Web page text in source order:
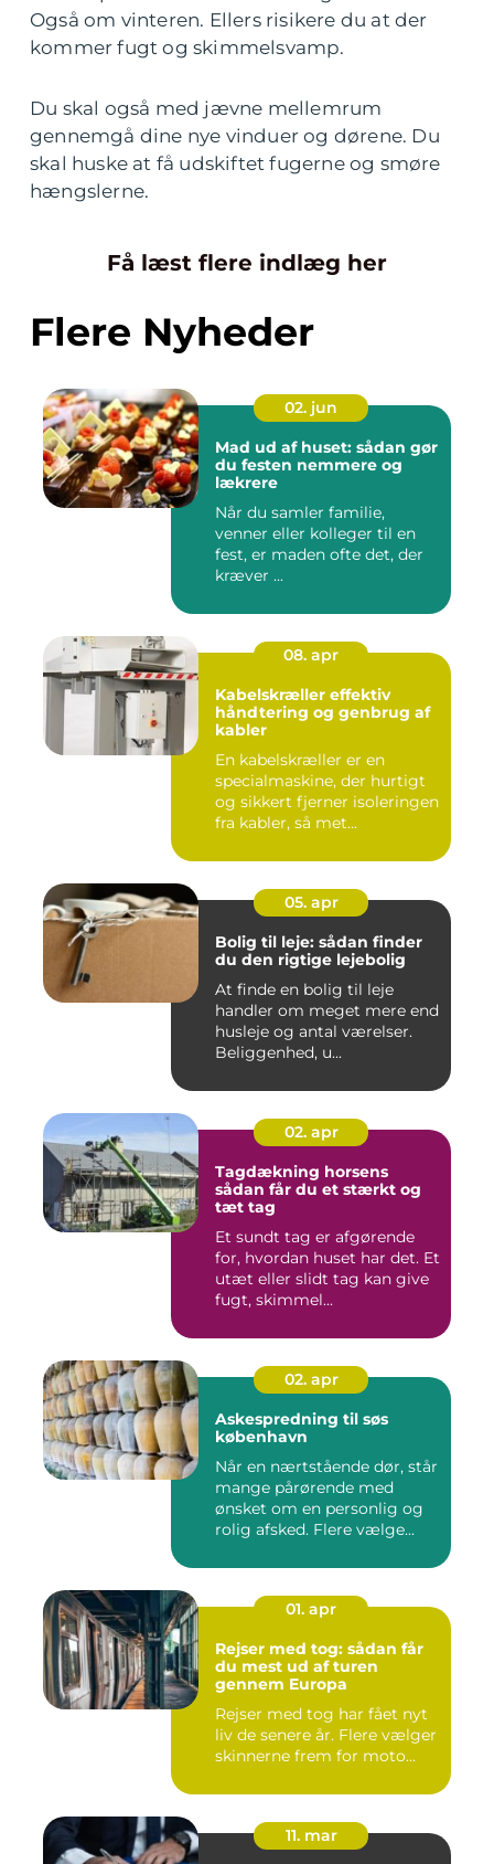
Også om vinteren. Ellers risikere du at der
kommer fugt og skimmelsvamp.
Du skal også med jævne mellemrum
gennemgå dine nye vinduer og dørene. Du
skal huske at få udskiftet fugerne og smøre
hængslerne.
Få læst flere indlæg her
Flere Nyheder
02. jun
Mad ud af huset: sådan gør
du festen nemmere og
lækrere
Når du samler familie,
venner eller kolleger til en
fest, er maden ofte det, der
kræver ...
08. apr
Kabelskræller effektiv
håndtering og genbrug af
kabler
En kabelskræller er en
specialmaskine, der hurtigt
og sikkert fjerner isoleringen
fra kabler, så met...
05. apr
Bolig til leje: sådan finder
du den rigtige lejebolig
At finde en bolig til leje
handler om meget mere end
husleje og antal værelser.
Beliggenhed, u...
02. apr
Tagdækning horsens
sådan får du et stærkt og
tæt tag
Et sundt tag er afgørende
for, hvordan huset har det. Et
utæt eller slidt tag kan give
fugt, skimmel...
02. apr
Askespredning til søs
københavn
Når en nærtstående dør, står
mange pårørende med
ønsket om en personlig og
rolig afsked. Flere vælge...
01. apr
Rejser med tog: sådan får
du mest ud af turen
gennem Europa
Rejser med tog har fået nyt
liv de senere år. Flere vælger
skinnerne frem for moto...
11. mar